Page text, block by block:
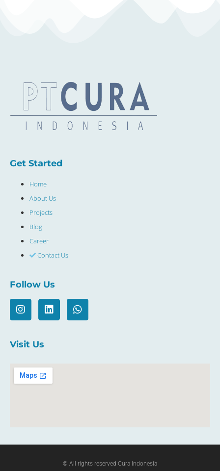
Get Started
Home
About Us
Projects
Blog
Career
Contact Us
Follow Us
Visit Us
© All rights reserved Cura Indonesia